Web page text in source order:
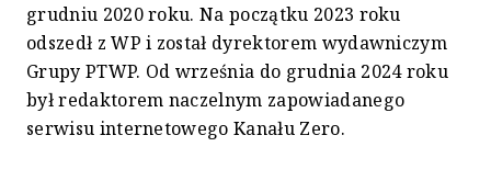
grudniu 2020 roku. Na początku 2023 roku
odszedł z WP i został dyrektorem wydawniczym
Grupy PTWP. Od września do grudnia 2024 roku
był redaktorem naczelnym zapowiadanego
serwisu internetowego Kanału Zero.